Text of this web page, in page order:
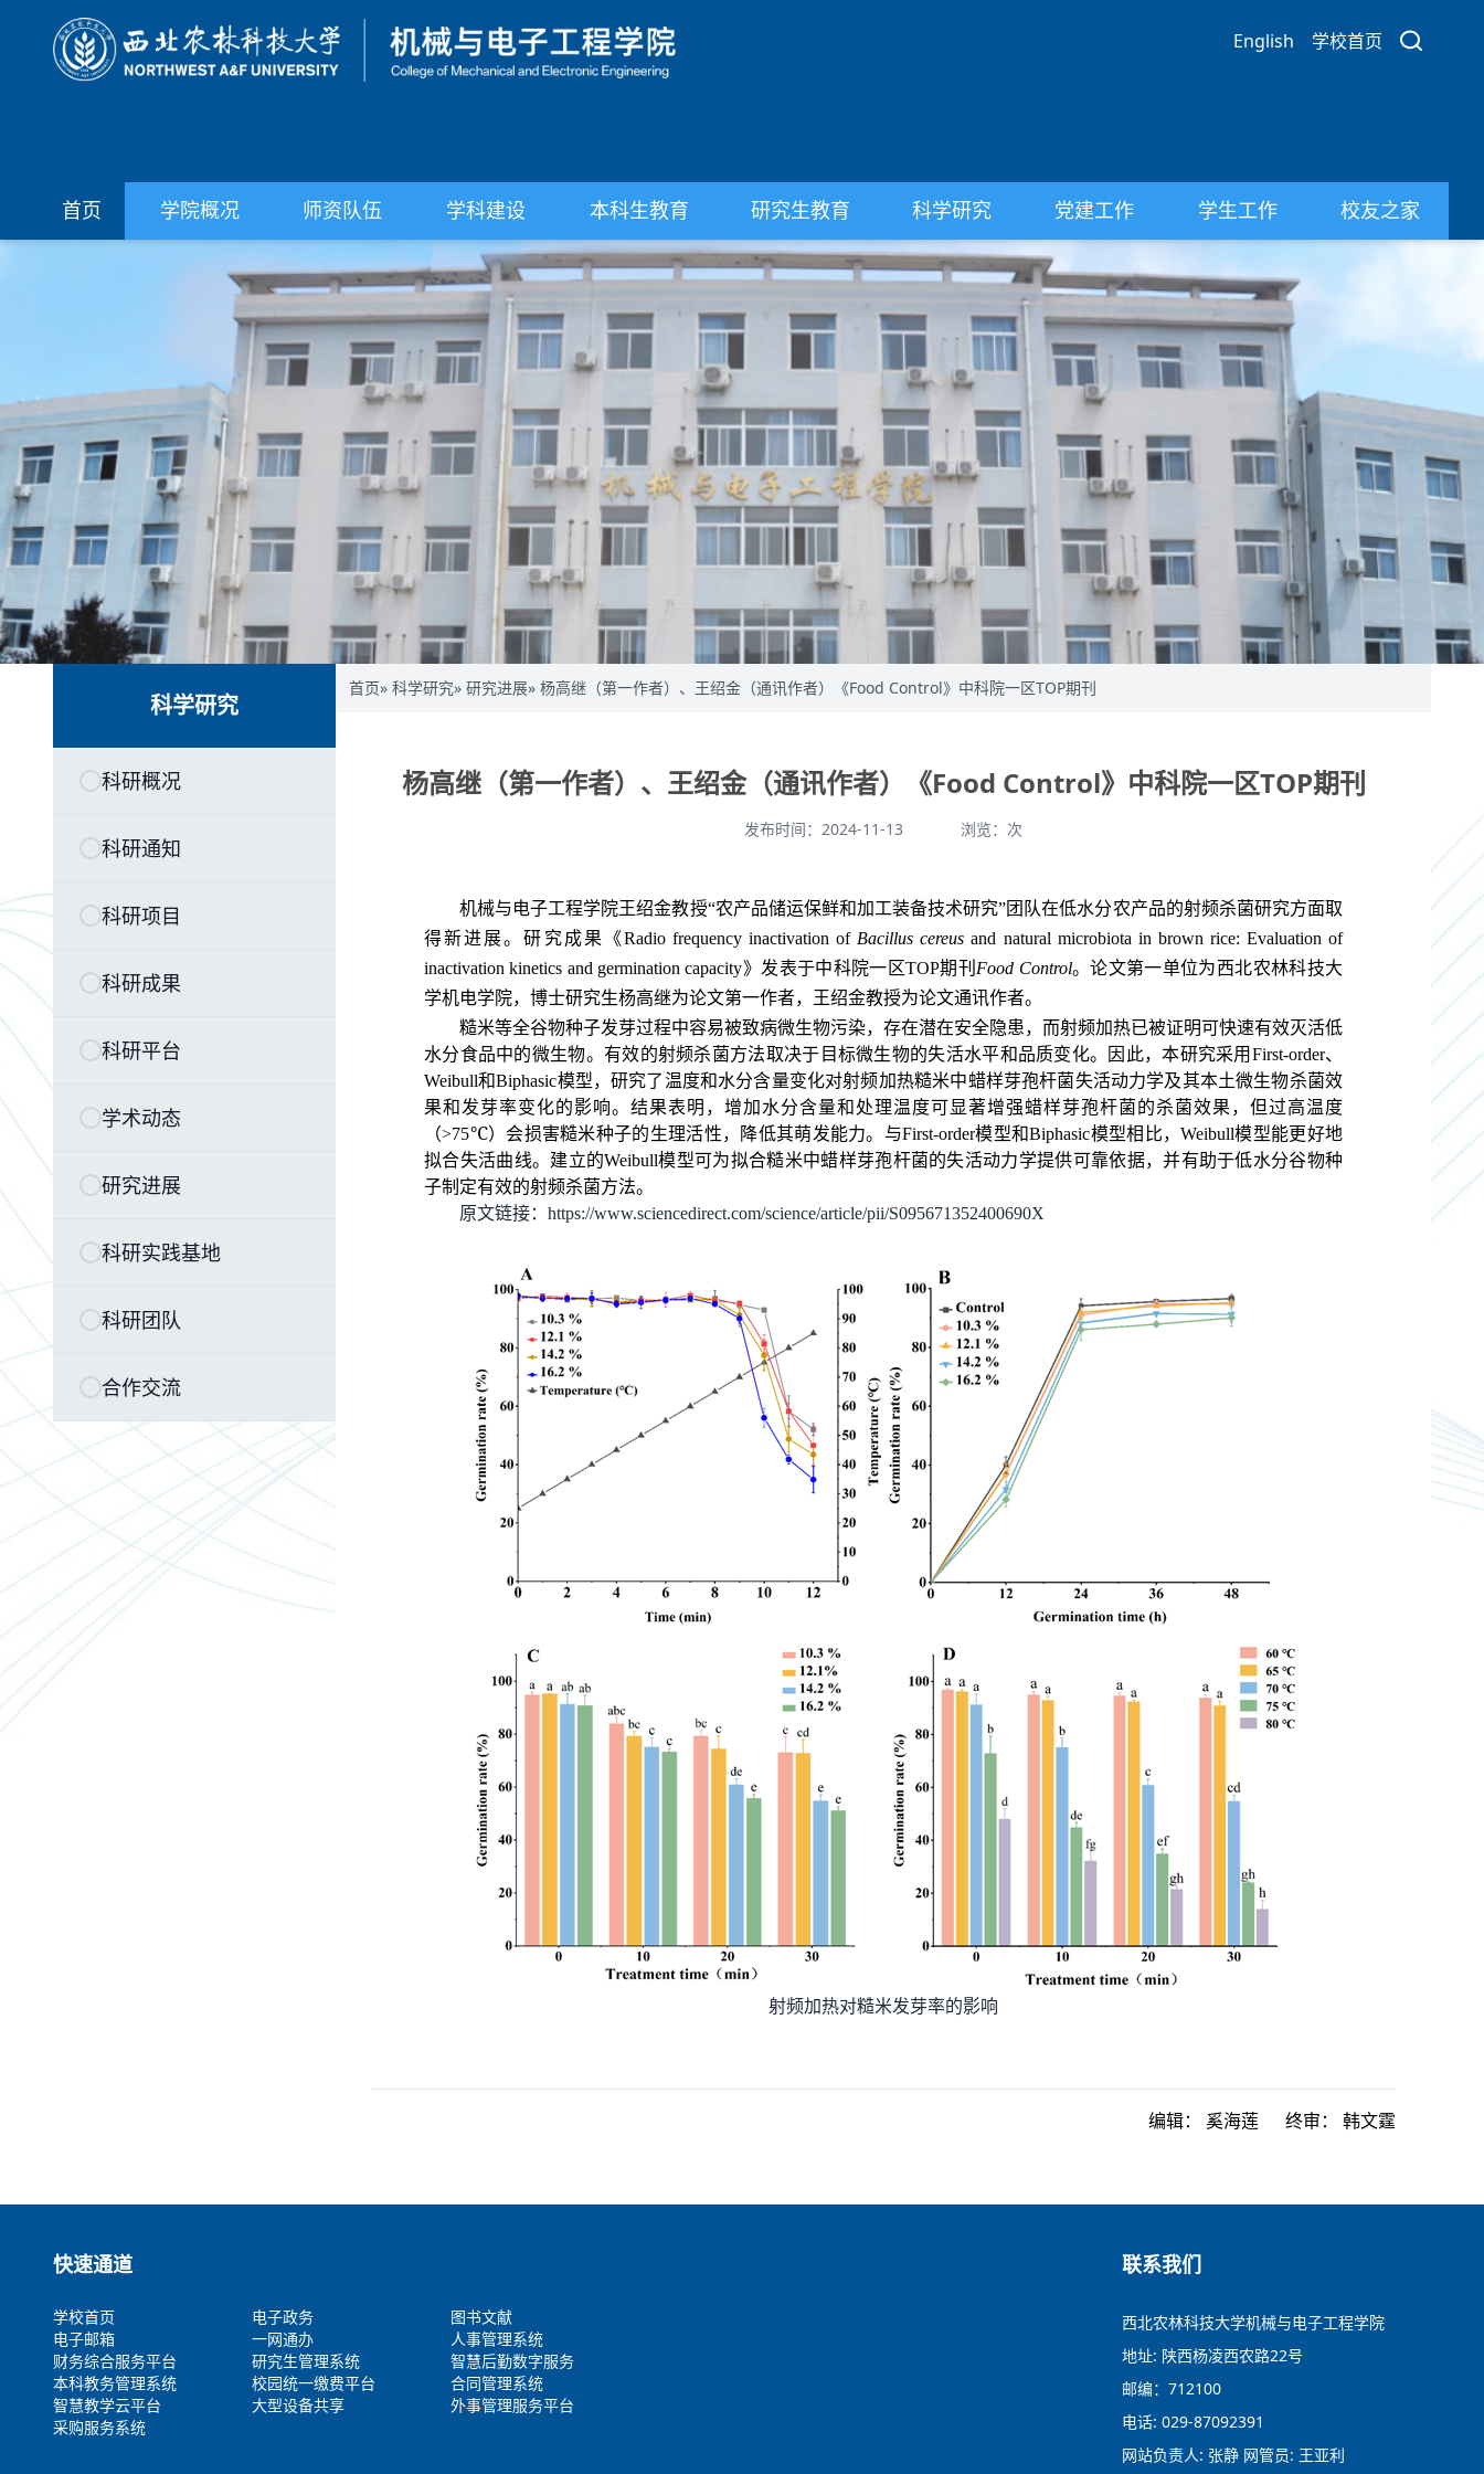
English 学校首页
首页 学院概况 师资队伍 学科建设 本科生教育 研究生教育 科学研究 党建工作 学生工作 校友之家
科学研究
科研概况
科研通知
科研项目
科研成果
科研平台
学术动态
研究进展
科研实践基地
科研团队
合作交流
首页» 科学研究» 研究进展» 杨高继（第一作者）、王绍金（通讯作者）《Food Control》中科院一区TOP期刊
杨高继（第一作者）、王绍金（通讯作者）《Food Control》中科院一区TOP期刊
发布时间：2024-11-13 浏览： 次
机械与电子工程学院王绍金教授“农产品储运保鲜和加工装备技术研究”团队在低水分农产品的射频杀菌研究方面取
得新进展。研究成果《Radio frequency inactivation of Bacillus cereus and natural microbiota in brown rice: Evaluation of
inactivation kinetics and germination capacity》发表于中科院一区TOP期刊 Food Control。论文第一单位为西北农林科技大
学机电学院，博士研究生杨高继为论文第一作者，王绍金教授为论文通讯作者。
糙米等全谷物种子发芽过程中容易被致病微生物污染，存在潜在安全隐患，而射频加热已被证明可快速有效灭活低
水分食品中的微生物。有效的射频杀菌方法取决于目标微生物的失活水平和品质变化。因此，本研究采用 First-order、
Weibull和Biphasic模型，研究了温度和水分含量变化对射频加热糙米中蜡样芽孢杆菌失活动力学及其本土微生物杀菌效
果和发芽率变化的影响。结果表明，增加水分含量和处理温度可显著增强蜡样芽孢杆菌的杀菌效果，但过高温度
（>75℃）会损害糙米种子的生理活性，降低其萌发能力。与First-order模型和Biphasic模型相比，Weibull模型能更好地
拟合失活曲线。建立的Weibull模型可为拟合糙米中蜡样芽孢杆菌的失活动力学提供可靠依据，并有助于低水分谷物种
子制定有效的射频杀菌方法。
原文链接：https://www.sciencedirect.com/science/article/pii/S095671352400690X
射频加热对糙米发芽率的影响
编辑： 奚海莲 终审： 韩文霆
快速通道
学校首页 电子政务
图书文献
电子邮箱
一网通办
人事管理系统
财务综合服务平台
研究生管理系统
智慧后勤数字服务
本科教务管理系统
校园统一缴费平台
合同管理系统
智慧教学云平台
大型设备共享
外事管理服务平台
采购服务系统
联系我们
西北农林科技大学机械与电子工程学院
地址: 陕西杨凌西农路22号
邮编：712100
电话: 029-87092391
网站负责人: 张静 网管员: 王亚利